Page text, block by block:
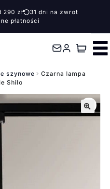
290 zł
31 dni na zwrot
płatności
szynowe
Czarna lampa
Shilo
🔍